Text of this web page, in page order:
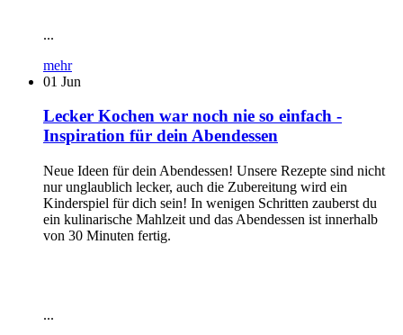
...
mehr
01 Jun
Lecker Kochen war noch nie so einfach -
Inspiration für dein Abendessen
Neue Ideen für dein Abendessen! Unsere Rezepte sind nicht
nur unglaublich lecker, auch die Zubereitung wird ein
Kinderspiel für dich sein! In wenigen Schritten zauberst du
ein kulinarische Mahlzeit und das Abendessen ist innerhalb
von 30 Minuten fertig.
...